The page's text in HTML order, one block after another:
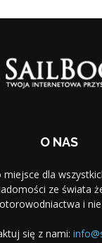
O NAS
miejsce dla
ze świata
i
się z nami: